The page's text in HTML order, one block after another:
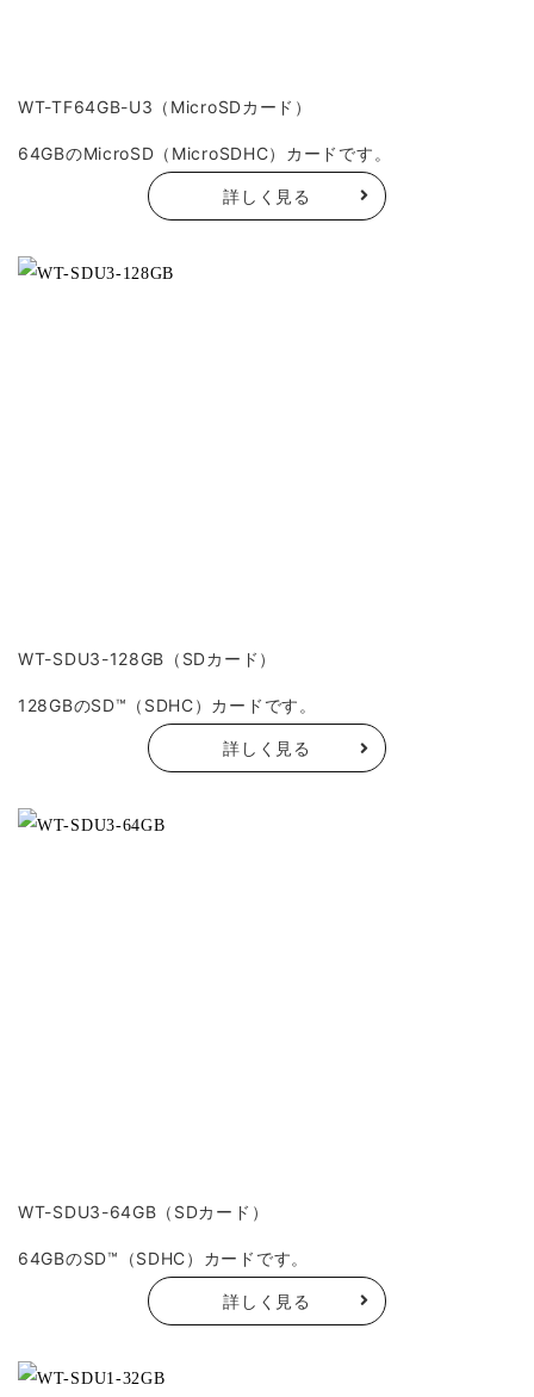
WT-TF64GB-U3（MicroSDカード）
64GBのMicroSD（MicroSDHC）カードです。
詳しく見る
WT-SDU3-128GB（SDカード）
128GBのSD™（SDHC）カードです。
詳しく見る
WT-SDU3-64GB（SDカード）
64GBのSD™（SDHC）カードです。
詳しく見る